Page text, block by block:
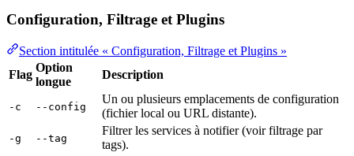
Configuration, Filtrage et Plugins
Section intitulée « Configuration, Filtrage et Plugins »
Flag
Option
longue
Description
-c --config
Un ou plusieurs emplacements de configuration
(fichier local ou URL distante).
-g --tag
Filtrer les services à notifier (voir filtrage par
tags).